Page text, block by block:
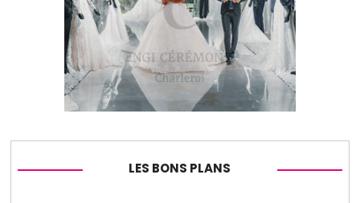
LES BONS PLANS